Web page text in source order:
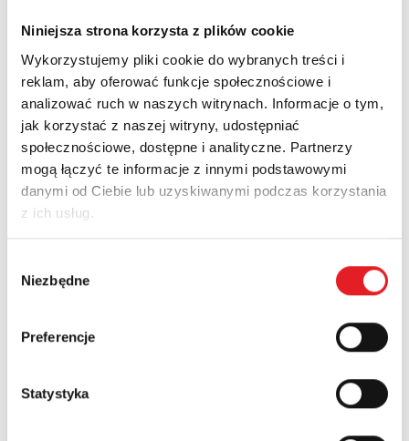
Niniejsza strona korzysta z plików cookie
Wykorzystujemy pliki cookie do wybranych treści i
reklam, aby oferować funkcje społecznościowe i
analizować ruch w naszych witrynach. Informacje o tym,
jak korzystać z naszej witryny, udostępniać
społecznościowe, dostępne i analityczne. Partnerzy
mogą łączyć te informacje z innymi podstawowymi
danymi od Ciebie lub uzyskiwanymi podczas korzystania
z ich usług.
zgody
Niezbędne
Preferencje
Statystyka
Miniature PCB power relays